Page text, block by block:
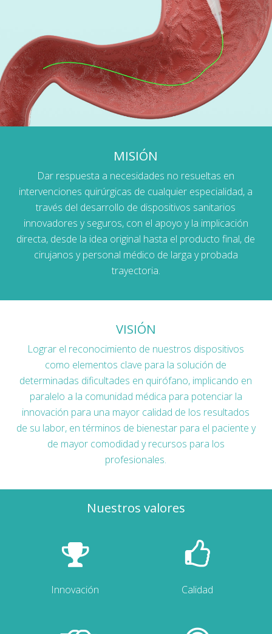
MISIÓN
Dar respuesta a necesidades no resueltas en
intervenciones quirúrgicas de cualquier especialidad, a
través del desarrollo de dispositivos sanitarios
innovadores y seguros, con el apoyo y la implicación
directa, desde la idea original hasta el producto final, de
cirujanos y personal médico de larga y probada
trayectoria.
VISIÓN
Lograr el reconocimiento de nuestros dispositivos
como elementos clave para la solución de
determinadas dificultades en quirófano, implicando en
paralelo a la comunidad médica para potenciar la
innovación para una mayor calidad de los resultados
de su labor, en términos de bienestar para el paciente y
de mayor comodidad y recursos para los
profesionales.
Nuestros valores
Innovación Calidad